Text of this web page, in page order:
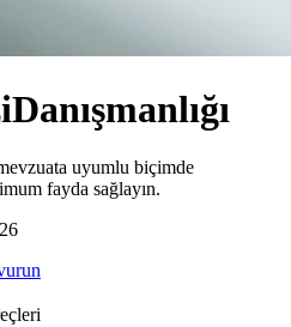
Danışmanlığı
uyumlu biçimde
fayda sağlayın.